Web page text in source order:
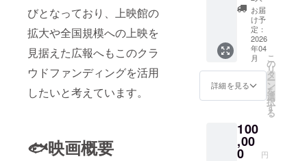
びとなっており、上映館の
拡大や全国規模への上映を
見据えた広報へもこのクラ
ウドファンディングを活用
したいと考えています。
🐟映画概要
編URL
につき
まして
は、支
援者様
のメー
レスに
送信予
（二次
配布禁
止、今
れるお
名前を
ご記入
くださ
い。 ▷
クリア
ファイ
ルにつ
るなか
じま廃
校水族
にて、
支援者
様のお
名前
（ニッ
クネー
ム）を
掲載し
文字の
み、ロ
ゴ／バ
付き ◯
エンド
ロール
（中）&
グッズ1
点（ク
リア
ファイ
ル）&
メイキ
真 & 脚
本 ＋
DVD &
お届
け予
定：
2026
年04
月
詳細を見る
こ
の
リ
タ
ー
ン
を
選
択
す
る
100
,00
0 円